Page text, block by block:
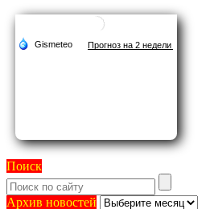
Поиск
Архив новостей Архив